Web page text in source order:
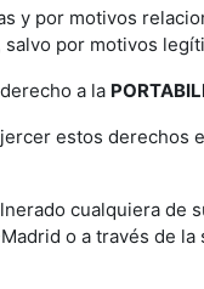
y por motivos
por motivos
a la
estos
cualquiera
o a través de